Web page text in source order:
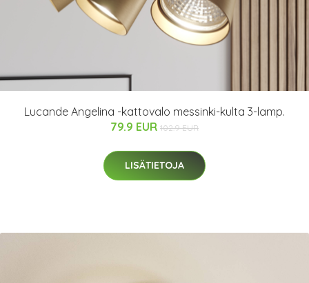
Lucande Angelina -kattovalo messinki-kulta 3-lamp.
79.9 EUR 102.9 EUR
LISÄTIETOJA